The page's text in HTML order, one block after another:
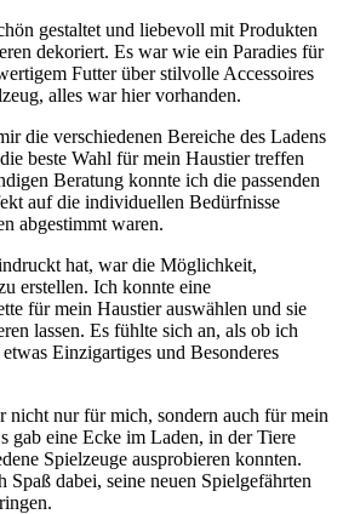
gestaltet und liebevoll mit Produkten
dekoriert. Es war ⁣wie ein Paradies für
Futter ‍über stilvolle Accessoires
alles war hier vorhanden.
‌die verschiedenen Bereiche des Ladens
beste Wahl für mein Haustier treffen
Beratung konnte ich die‍ passenden
auf die individuellen Bedürfnisse
abgestimmt‌ waren.
hat, war die Möglichkeit,
erstellen. Ich konnte eine
für ‌mein Haustier⁢ auswählen und sie
lassen. Es ‍fühlte sich an, ‌als ob ich
Einzigartiges⁣ und Besonderes
nicht nur ⁢für mich, sondern auch​ für mein
gab eine Ecke⁣ im Laden, in‍ der Tiere‍
Spielzeuge ausprobieren konnten.
dabei, seine⁣ neuen Spielgefährten